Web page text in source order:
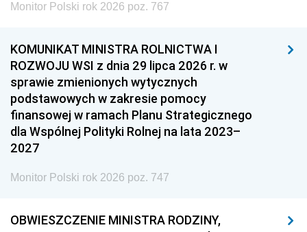
Monitor Polski rok 2026 poz. 767
KOMUNIKAT MINISTRA ROLNICTWA I
ROZWOJU WSI z dnia 29 lipca 2026 r. w
sprawie zmienionych wytycznych
podstawowych w zakresie pomocy
finansowej w ramach Planu Strategicznego
dla Wspólnej Polityki Rolnej na lata 2023–
2027
Monitor Polski rok 2026 poz. 747
OBWIESZCZENIE MINISTRA RODZINY,